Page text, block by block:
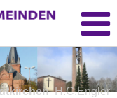
H.C.Engler